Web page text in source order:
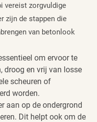
vereist zorgvuldige
zijn de stappen die
van betonlook
om ervoor te
droog en vrij van losse
scheuren of
worden.
aan op de ondergrond
Dit helpt ook om de